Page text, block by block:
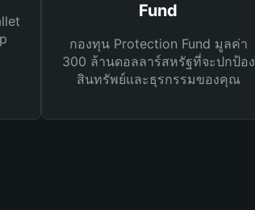
Fund
กองทุน Protection Fund มูลค่า
300 ล้านดอลลาร์สหรัฐที่จะปกป้อง
สินทรัพย์และธุรกรรมของคุณ